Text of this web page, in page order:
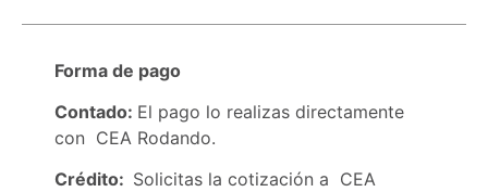
Forma de pago
Contado: El pago lo realizas directamente
con CEA Rodando.
Crédito: Solicitas la cotización a CEA